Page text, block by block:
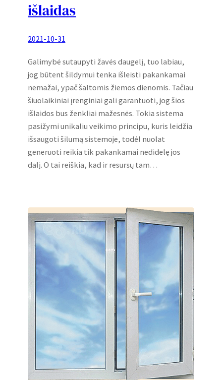
išlaidas
2021-10-31
Galimybė sutaupyti žavės daugelį, tuo labiau,
jog būtent šildymui tenka išleisti pakankamai
nemažai, ypač šaltomis žiemos dienomis. Tačiau
šiuolaikiniai įrenginiai gali garantuoti, jog šios
išlaidos bus ženkliai mažesnės. Tokia sistema
pasižymi unikaliu veikimo principu, kuris leidžia
išsaugoti šilumą sistemoje, todėl nuolat
generuoti reikia tik pakankamai nedidelę jos
dalį. O tai reiškia, kad ir resursų tam…